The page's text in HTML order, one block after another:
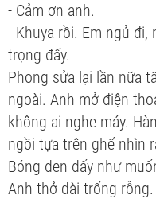
- Cảm ơn anh.
- Khuya rồi. Em ngủ đi,
trọng đấy.
Phong sửa lại lần nữa
ngoài. Anh mở điện
không ai nghe máy.
ngồi tựa trên ghế nhìn
Bóng đen đấy như
Anh thở dài trống